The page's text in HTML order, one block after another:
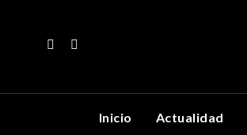
Inicio Actualidad